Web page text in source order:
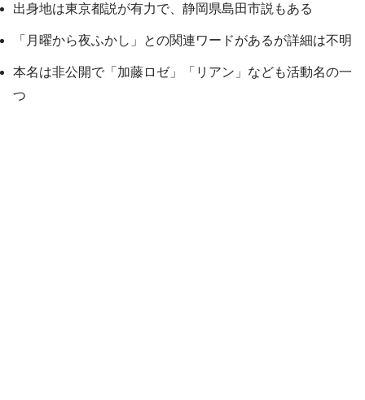
出身地は東京都説が有力で、静岡県島田市説もある
「月曜から夜ふかし」との関連ワードがあるが詳細は不明
本名は非公開で「加藤ロゼ」「リアン」なども活動名の一
つ